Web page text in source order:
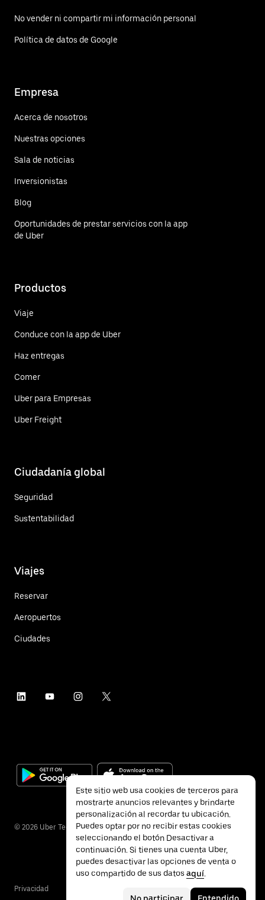
No vender ni compartir mi información personal
Política de datos de Google
Empresa
Acerca de nosotros
Nuestras opciones
Sala de noticias
Inversionistas
Blog
Oportunidades de prestar servicios con la app
de Uber
Productos
Viaje
Conduce con la app de Uber
Haz entregas
Comer
Uber para Empresas
Uber Freight
Ciudadanía global
Seguridad
Sustentabilidad
Viajes
Reservar
Aeropuertos
Ciudades
© 2026 Uber Technologies Inc.
Privacidad
Este sitio web usa cookies de terceros para
mostrarte anuncios relevantes y brindarte
personalización al recordar tu ubicación.
Puedes optar por no recibir estas cookies
seleccionando el botón Desactivar a
continuación. Si tienes una cuenta Uber,
puedes desactivar las opciones de venta o
uso compartido de sus datos aquí.